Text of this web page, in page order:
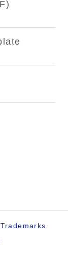
Trademarks